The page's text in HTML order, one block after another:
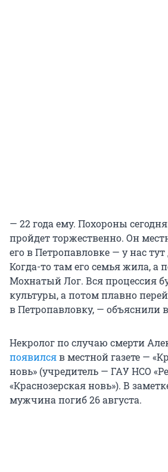
— 22 года ему. Похороны сегодня
пройдет торжественно. Он
его в Петропавловке — у нас
Когда-то там его семья жила, а
Мохнатый Лог. Вся процессия
культуры, а потом плавно
в Петропавловку, — объяснили в
Некролог по случаю смерти
появилсяв местной газете —
новь» (учредитель — ГАУ НСО
«Краснозерская новь»). В
мужчина погиб 26 августа.